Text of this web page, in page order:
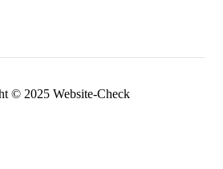
© 2025 Website-Check